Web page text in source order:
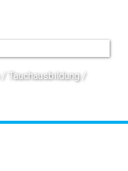
Tauchausbildung